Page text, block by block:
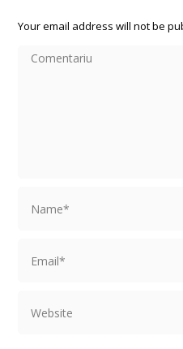
Your email address will not be
Comentariu